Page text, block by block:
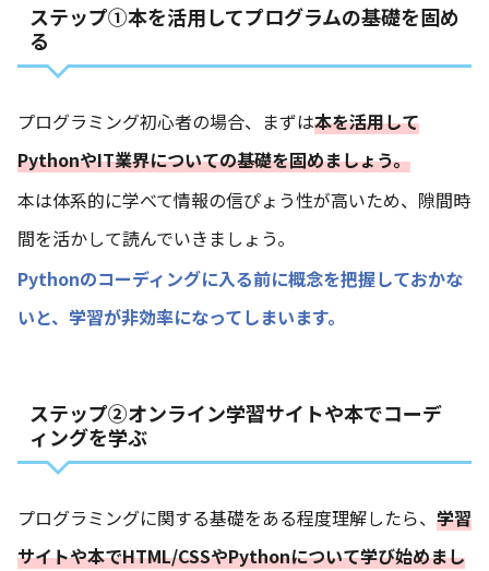
ステップ①本を活用してプログラムの基礎を固め
る
プログラミング初心者の場合、まずは本を活用して
PythonやIT業界についての基礎を固めましょう。
本は体系的に学べて情報の信ぴょう性が高いため、隙間時
間を活かして読んでいきましょう。
Pythonのコーディングに入る前に概念を把握しておかな
いと、学習が非効率になってしまいます。
ステップ②オンライン学習サイトや本でコーデ
ィングを学ぶ
プログラミングに関する基礎をある程度理解したら、 学習
サイトや本でHTML/CSSやPythonについて学び始めまし